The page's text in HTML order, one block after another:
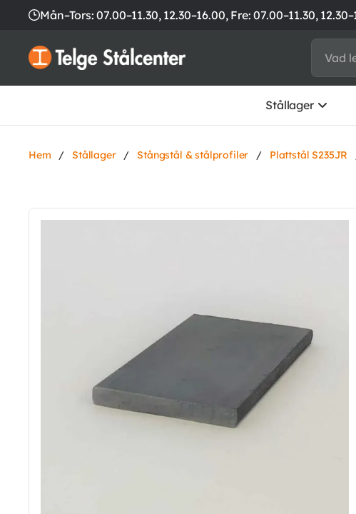
Mån–Tors: 07.00–11.30, 12.30–16.00,Fre: 07.00–11.30,
Stållager
Hem / Stållager / Stångstål & stålprofiler / Plattstål S235JR